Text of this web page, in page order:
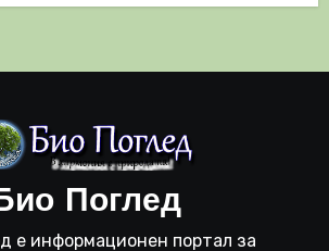
Поглед
е информационен портал за